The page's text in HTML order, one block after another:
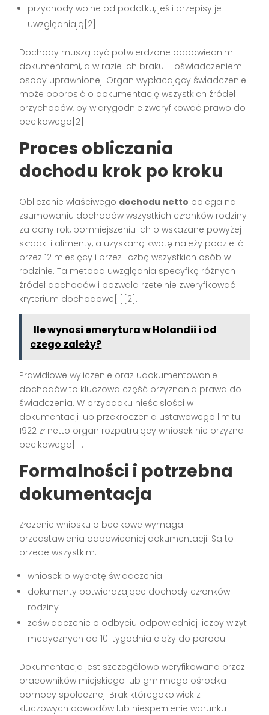
przychody wolne od podatku, jeśli przepisy je
uwzględniają[2]
Dochody muszą być potwierdzone odpowiednimi
dokumentami, a w razie ich braku – oświadczeniem
osoby uprawnionej. Organ wypłacający świadczenie
może poprosić o dokumentację wszystkich źródeł
przychodów, by wiarygodnie zweryfikować prawo do
becikowego[2].
Proces obliczania
dochodu krok po kroku
Obliczenie właściwego dochodu netto polega na
zsumowaniu dochodów wszystkich członków rodziny
za dany rok, pomniejszeniu ich o wskazane powyżej
składki i alimenty, a uzyskaną kwotę należy podzielić
przez 12 miesięcy i przez liczbę wszystkich osób w
rodzinie. Ta metoda uwzględnia specyfikę różnych
źródeł dochodów i pozwala rzetelnie zweryfikować
kryterium dochodowe[1][2].
Ile wynosi emerytura w Holandii i od
czego zależy?
Prawidłowe wyliczenie oraz udokumentowanie
dochodów to kluczowa część przyznania prawa do
świadczenia. W przypadku nieścisłości w
dokumentacji lub przekroczenia ustawowego limitu
1922 zł netto organ rozpatrujący wniosek nie przyzna
becikowego[1].
Formalności i potrzebna
dokumentacja
Złożenie wniosku o becikowe wymaga
przedstawienia odpowiedniej dokumentacji. Są to
przede wszystkim:
wniosek o wypłatę świadczenia
dokumenty potwierdzające dochody członków
rodziny
zaświadczenie o odbyciu odpowiedniej liczby wizyt
medycznych od 10. tygodnia ciąży do porodu
Dokumentacja jest szczegółowo weryfikowana przez
pracowników miejskiego lub gminnego ośrodka
pomocy społecznej. Brak któregokolwiek z
kluczowych dowodów lub niespełnienie warunku